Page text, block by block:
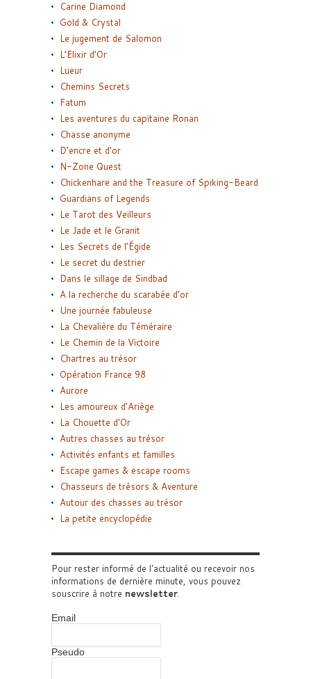
Carine Diamond
Gold & Crystal
Le jugement de Salomon
L’Elixir d’Or
Lueur
Chemins Secrets
Fatum
Les aventures du capitaine Ronan
Chasse anonyme
D’encre et d’or
N-Zone Quest
Chickenhare and the Treasure of Spiking-Beard
Guardians of Legends
Le Tarot des Veilleurs
Le Jade et le Granit
Les Secrets de l’Égide
Le secret du destrier
Dans le sillage de Sindbad
A la recherche du scarabée d’or
Une journée fabuleuse
La Chevalière du Téméraire
Le Chemin de la Victoire
Chartres au trésor
Opération France 98
Aurore
Les amoureux d’Ariège
La Chouette d’Or
Autres chasses au trésor
Activités enfants et familles
Escape games & escape rooms
Chasseurs de trésors & Aventure
Autour des chasses au trésor
La petite encyclopédie
Pour rester informé de l'actualité ou recevoir nos
informations de dernière minute, vous pouvez
souscrire à notre newsletter.
Email
Pseudo